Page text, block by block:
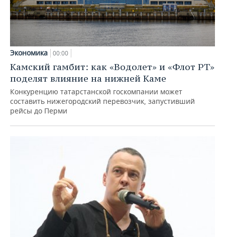
Экономика 00:00
Камский гамбит: как «Водолет» и «Флот РТ»
поделят влияние на нижней Каме
Конкуренцию татарстанской госкомпании может
составить нижегородский перевозчик, запустивший
рейсы до Перми